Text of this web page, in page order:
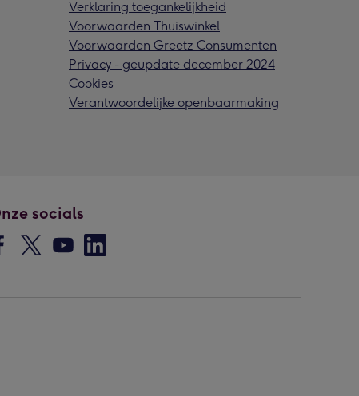
Verklaring toegankelijkheid
Voorwaarden Thuiswinkel
Voorwaarden Greetz Consumenten
Privacy - geupdate december 2024
Cookies
Verantwoordelijke openbaarmaking
socials